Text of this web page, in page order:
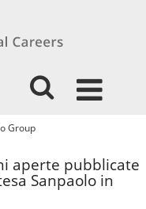
Group(pagina
aperte pubblicate
Sanpaolo in